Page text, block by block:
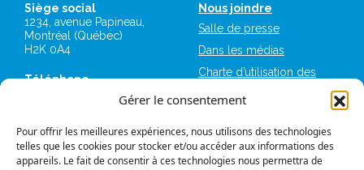
Gérer le consentement
Pour offrir les meilleures expériences, nous utilisons des technologies
telles que les cookies pour stocker et/ou accéder aux informations des
appareils. Le fait de consentir à ces technologies nous permettra de
Siège social
1234, avenue Papineau,
Montréal (Québec)
H2K 0A4
Téléphone
Télécopieur
514 987-7273
1 877 987-7273
Nous joindre
Salle de presse
Dans les médias
Charte d’utilisation des
de la FIQ
Logos et normes
graphiques